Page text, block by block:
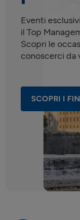
FINECO
VIA LAZZARO
20135
TEL.02
Calcola
FINECO
P.LE
20121
MILANO
02
FAX.02
Aperti anche
Calcola
Eventi
il Top
Scopri le
conoscerci da
SCOPRI I